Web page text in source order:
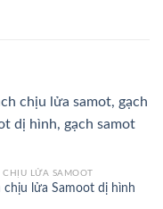
CHỊU LỬA SAMOOT
chịu lửa Samoot dị hình